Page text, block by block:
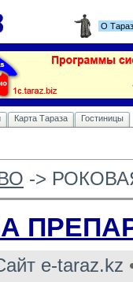
О
Карта Тараза Гостиницы
->
e-taraz.kz